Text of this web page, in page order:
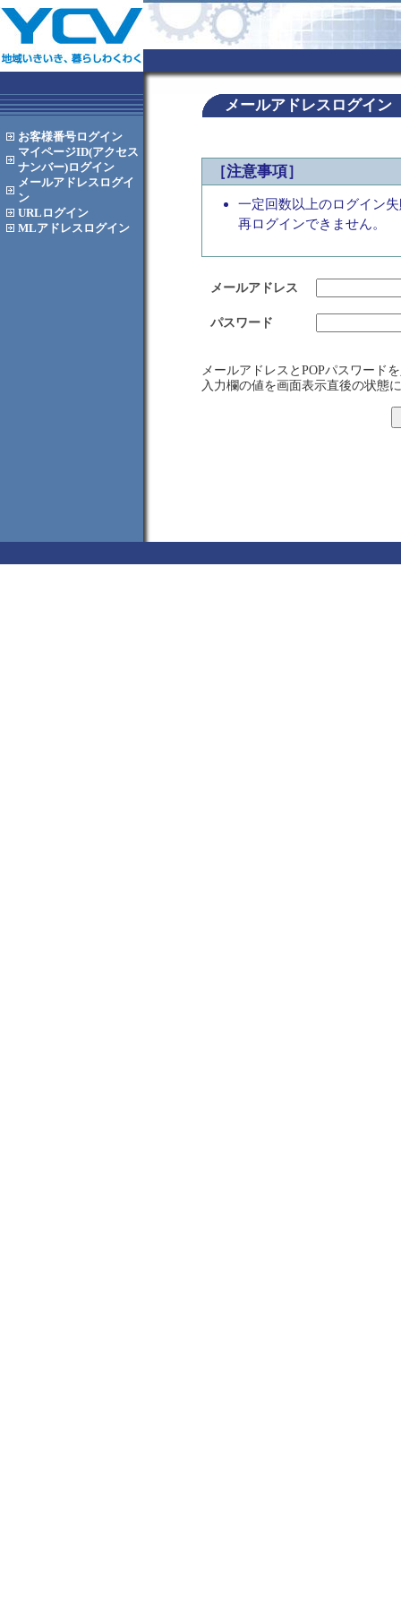
お客様番号ログイン
マイページID(アクセス
ナンバー)ログイン
メールアドレス ログイ
ン
URL ログイン
MLアドレス ログイン
メールアドレスログイン
［注意事項］
一定回数以上のログイン
再ログインできません。
メールアドレス
パスワード
メールアドレスとPOPパスワード
入力欄の値を画面表示直後の状態